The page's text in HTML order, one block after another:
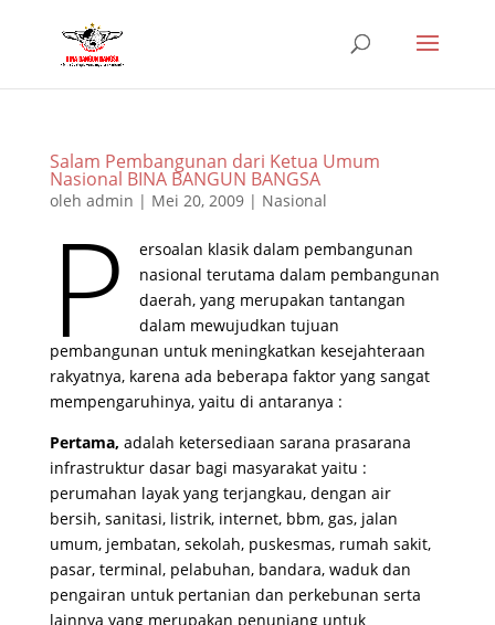
Salam Pembangunan dari Ketua Umum
Nasional BINA BANGUN BANGSA
oleh admin | Mei 20, 2009| Nasional
P
ersoalan klasik dalam pembangunan
nasional terutama dalam pembangunan
daerah, yang merupakan tantangan
dalam mewujudkan tujuan
pembangunan untuk meningkatkan kesejahteraan
rakyatnya, karena ada beberapa faktor yang sangat
mempengaruhinya, yaitu di antaranya :
Pertama, adalah ketersediaan sarana prasarana
infrastruktur dasar bagi masyarakat yaitu :
perumahan layak yang terjangkau, dengan air
bersih, sanitasi, listrik, internet, bbm, gas, jalan
umum, jembatan, sekolah, puskesmas, rumah sakit,
pasar, terminal, pelabuhan, bandara, waduk dan
pengairan untuk pertanian dan perkebunan serta
lainnya yang merupakan penunjang untuk